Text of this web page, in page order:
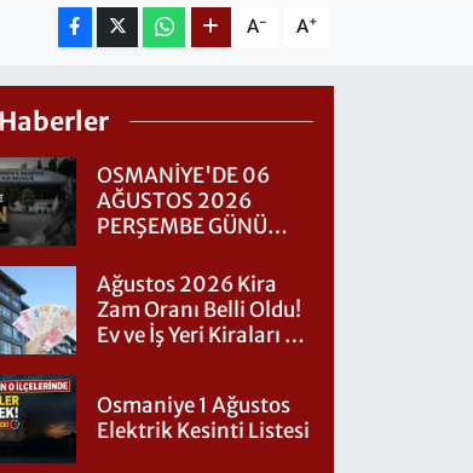
A- A+
OSMANİYE'DE 06
AĞUSTOS 2026
PERŞEMBE GÜNÜ
Ağustos 2026 Kira
Zam Oranı Belli Oldu!
Ev ve İş Yeri Kiraları Ne
Osmaniye 1 Ağustos
Elektrik Kesinti Listesi